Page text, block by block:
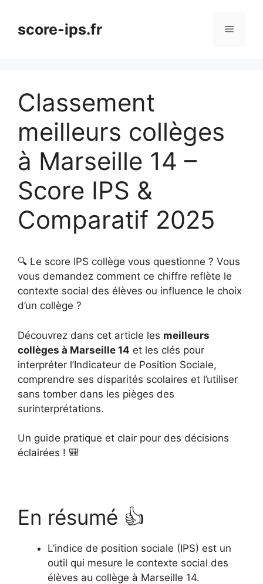
contenuscore-ips.fr Menu
Classement
meilleurs collèges
à Marseille 14 –
Score IPS &
Comparatif 2025
🔍 Le score IPS collège vous questionne ? Vous
vous demandez comment ce chiffre reflète le
contexte social des élèves ou influence le choix
d’un collège ?
Découvrez dans cet article les meilleurs
collèges à Marseille 14 et les clés pour
interpréter l’Indicateur de Position Sociale,
comprendre ses disparités scolaires et l’utiliser
sans tomber dans les pièges des
surinterprétations.
Un guide pratique et clair pour des décisions
éclairées ! 🎒
En résumé 👍
L’indice de position sociale (IPS) est un
outil qui mesure le contexte social des
élèves au collège à Marseille 14.